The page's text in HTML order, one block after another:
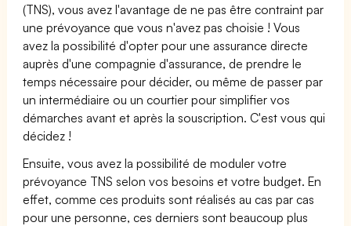
(TNS), vous avez l'avantage de ne pas être contraint par
une prévoyance que vous n'avez pas choisie ! Vous
avez la possibilité d'opter pour une assurance directe
auprès d'une compagnie d'assurance, de prendre le
temps nécessaire pour décider, ou même de passer par
un intermédiaire ou un courtier pour simplifier vos
démarches avant et après la souscription. C'est vous qui
décidez !
Ensuite, vous avez la possibilité de moduler votre
prévoyance TNS selon vos besoins et votre budget. En
effet, comme ces produits sont réalisés au cas par cas
pour une personne, ces derniers sont beaucoup plus